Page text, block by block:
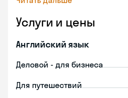
Услуги и цены
Английский язык
Деловой - для бизнеса
Для путешествий